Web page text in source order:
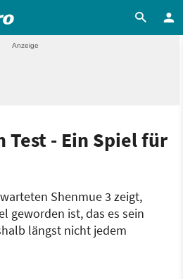
Test - Ein Spiel für
Shenmue 3 zeigt,
geworden ist, das es sein
längst nicht jedem